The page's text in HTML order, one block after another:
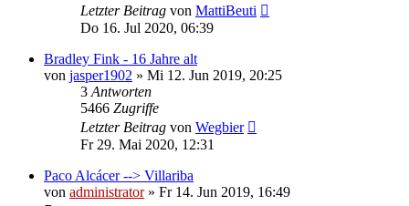
Letzter Beitrag von MattiBeuti
Do 16. Jul 2020, 06:39
Bradley Fink - 16 Jahre alt
von jasper1902 » Mi 12. Jun 2019, 20:25
3 Antworten
5466 Zugriffe
Letzter Beitrag von Wegbier
Fr 29. Mai 2020, 12:31
Paco Alcácer --> Villariba
von administrator» Fr 14. Jun 2019, 16:49